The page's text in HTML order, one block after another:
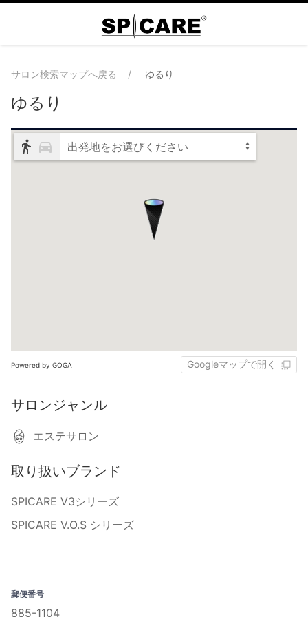
サロン検索マップへ戻る ゆるり
ゆるり
出発地をお選びください
Powered by GOGA Googleマップで開く
サロンジャンル
エステサロン
取り扱いブランド
SPICARE V3シリーズ
SPICARE V.O.S シリーズ
郵便番号
885-1104